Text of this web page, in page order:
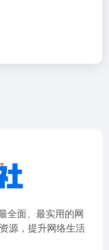
全面、最实用的网
源，提升网络生活